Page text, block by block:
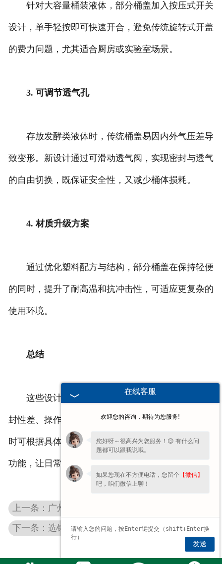
针对大容量桶装液体，部分桶盖加入按压式开关
设计，单手轻按即可快速开合，避免传统旋转式开盖
的费力问题，尤其适合厨房或实验室场景。
3. 可调节透气孔
存放发酵类液体时，传统桶盖易因内外气压差导
致变形。新设计通过可滑动透气阀，实现密封与透气
的自由切换，既保证安全性，又减少桶体损耗。
4. 材质升级方案
通过优化塑料配方与结构，部分桶盖在保持轻便
的同时，提升了耐高温和抗冲击性，可适应更复杂的
使用环境。
总结
这些设计并非颠覆性变革，却从细节上解决了密
封性差、操作费力等实际问题。对于用户而言，选择
时可根据具体需求（如防漏等级、开合频率等）匹配
功能，让日常使用更轻松。
下一条：选错广州桶盖=浪费钱？鑫宇塑料制品厂家3个技巧帮你避坑！
在线客服
欢迎您的咨询，期待为您服务!
您好呀～很高兴为您服务！😊 有什么问
题都可以跟我说哦。
如果您现在不方便电话，您留个 【微信】
吧，咱们微信上聊！
发送